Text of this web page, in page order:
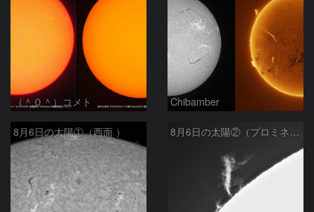
（＾０＾）コメト Chibamber
8月6日の太陽①（西面 ） 8月6日の太陽②（プロミネン北東縁 ）